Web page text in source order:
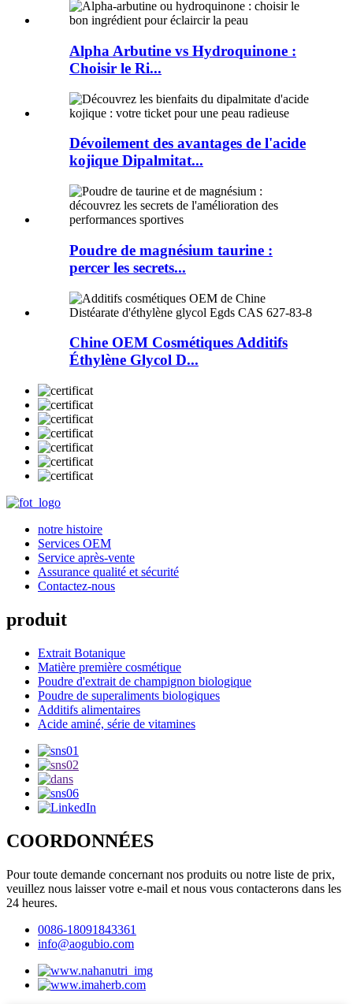
Alpha Arbutine vs Hydroquinone :
Choisir le Ri...
Dévoilement des avantages de l'acide
kojique Dipalmitat...
Poudre de magnésium taurine :
percer les secrets...
Chine OEM Cosmétiques Additifs
Éthylène Glycol D...
notre histoire
Services OEM
Service après-vente
Assurance qualité et sécurité
Contactez-nous
produit
Extrait Botanique
Matière première cosmétique
Poudre d'extrait de champignon biologique
Poudre de superaliments biologiques
Additifs alimentaires
Acide aminé, série de vitamines
COORDONNÉES
Pour toute demande concernant nos produits ou notre liste de prix,
veuillez nous laisser votre e-mail et nous vous contacterons dans les
24 heures.
0086-18091843361
info@aogubio.com